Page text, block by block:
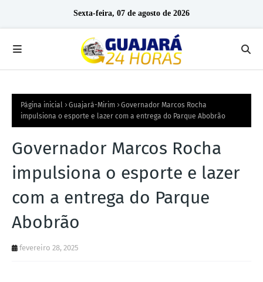
Sexta-feira, 07 de agosto de 2026
Página inicial Guajará-Mirim
Governador Marcos Rocha
impulsiona o esporte e lazer com a entrega do Parque Abobrão
Governador Marcos Rocha
impulsiona o esporte e lazer
com a entrega do Parque
Abobrão
fevereiro 28, 2025